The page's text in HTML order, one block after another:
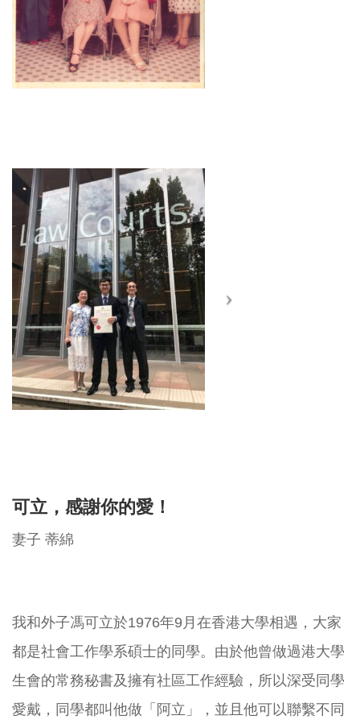
可立，感謝你的愛！
妻子 蒂綿
我和外子馮可立於1976年9月在香港大學相遇，大家
都是社會工作學系碩士的同學。由於他曾做過港大學
生會的常務秘書及擁有社區工作經驗，所以深受同學
愛戴，同學都叫他做「阿立」，並且他可以聯繫不同